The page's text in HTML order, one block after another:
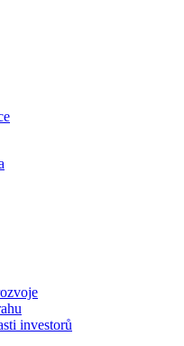
investorů